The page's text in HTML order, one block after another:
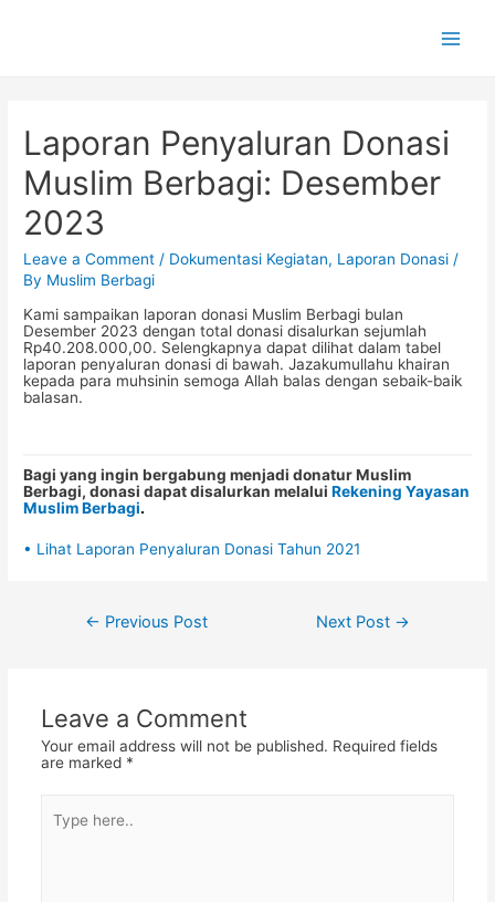
Laporan Penyaluran Donasi
Muslim Berbagi: Desember
2023
Leave a Comment / Dokumentasi Kegiatan, Laporan Donasi /
By Muslim Berbagi
Kami sampaikan laporan donasi Muslim Berbagi bulan
Desember 2023 dengan total donasi disalurkan sejumlah
Rp40.208.000,00. Selengkapnya dapat dilihat dalam tabel
laporan penyaluran donasi di bawah. Jazakumullahu khairan
kepada para muhsinin semoga Allah balas dengan sebaik-baik
balasan.
Bagi yang ingin bergabung menjadi donatur Muslim
Berbagi, donasi dapat disalurkan melaluiRekening Yayasan
Muslim Berbagi.
• Lihat Laporan Penyaluran Donasi Tahun 2021
Post
← Previous Post Next Post →
Leave a Comment
Your email address will not be published. Required fields
are marked *
here..